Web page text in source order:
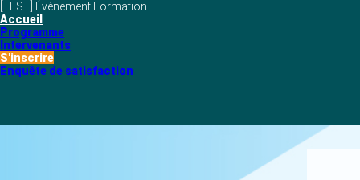
[TEST] Évènement Formation
Accueil
Programme
Intervenants
S'inscrire
Enquête de satisfaction